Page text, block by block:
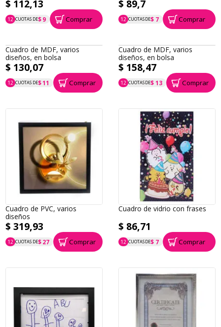
$ 112,13
12 CUOTAS DE$ 9
P.T.F. $ 112 Comprar
$ 89,7
12 CUOTAS DE$ 7
P.T.F. $ 90 Comprar
Cuadro de MDF, varios
diseños, en bolsa
$ 130,07
12 CUOTAS DE$ 11
P.T.F. $ 130 Comprar
Cuadro de MDF, varios
diseños, en bolsa
$ 158,47
12 CUOTAS DE$ 13
P.T.F. $ 158 Comprar
Cuadro de PVC, varios
diseños
$ 319,93
12 CUOTAS DE$ 27
P.T.F. $ 320 Comprar
Cuadro de vidrio con frases
$ 86,71
12 CUOTAS DE$ 7
P.T.F. $ 87 Comprar